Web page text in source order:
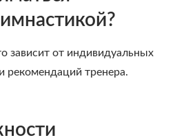
зависит от индивидуальных
рекомендаций тренера.